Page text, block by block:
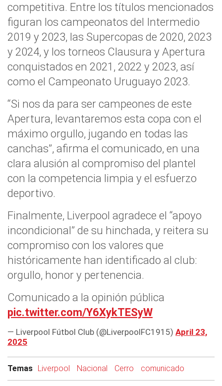
competitiva. Entre los títulos mencionados
figuran los campeonatos del Intermedio
2019 y 2023, las Supercopas de 2020, 2023
y 2024, y los torneos Clausura y Apertura
conquistados en 2021, 2022 y 2023, así
como el Campeonato Uruguayo 2023.
“Si nos da para ser campeones de este
Apertura, levantaremos esta copa con el
máximo orgullo, jugando en todas las
canchas”, afirma el comunicado, en una
clara alusión al compromiso del plantel
con la competencia limpia y el esfuerzo
deportivo.
Finalmente, Liverpool agradece el “apoyo
incondicional” de su hinchada, y reitera su
compromiso con los valores que
históricamente han identificado al club:
orgullo, honor y pertenencia.
Comunicado a la opinión pública
pic.twitter.com/Y6XykTESyW
— Liverpool Fútbol Club (@LiverpoolFC1915) April 23,
2025
Temas Liverpool Nacional Cerro comunicado